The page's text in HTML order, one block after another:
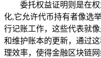
委托权益证明则是在
化,它允许代币持有者像选
行记账工作，这些代表就
和维护账本的更新，通过
理效率，使得金融区块链